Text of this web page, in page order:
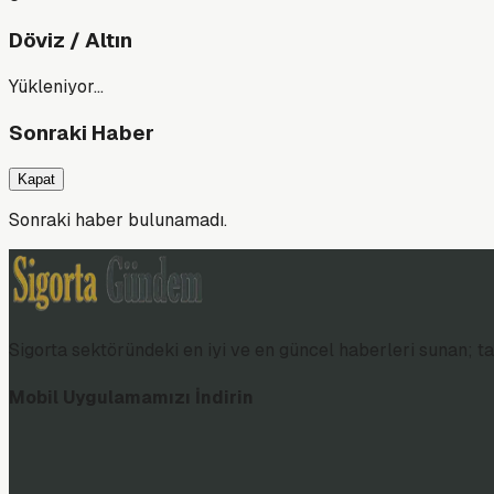
Döviz / Altın
Yükleniyor…
Sonraki Haber
Kapat
Sonraki haber bulunamadı.